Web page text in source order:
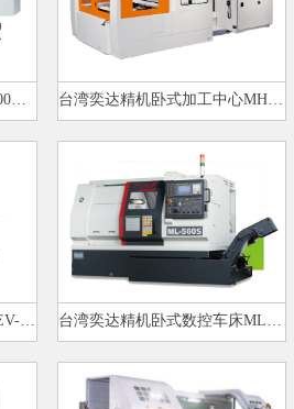
台湾奕达精机数控车床SL-200（ML… 台湾奕达精机卧式加工中心MH-630…
台湾奕达精机立式加工中心EV-860…